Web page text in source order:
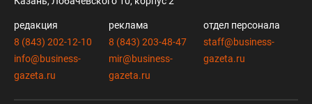
редакция
8 (843) 202-12-10
info@business-
gazeta.ru
реклама
8 (843) 203-48-47
mir@business-
gazeta.ru
отдел персонала
staff@business-
gazeta.ru